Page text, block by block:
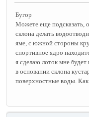
Бугор
Можете еще подсказать,
склона делать
яме, с южной стороны
спортивное ядро
я сделаю лоток мне
в основании склона
поверхностные воды. Как